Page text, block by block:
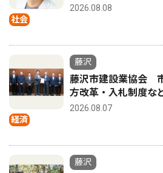
社会
2026.08.08
経済
藤沢
藤沢市建設業協会
方改革・入札制度な
2026.08.07
藤沢